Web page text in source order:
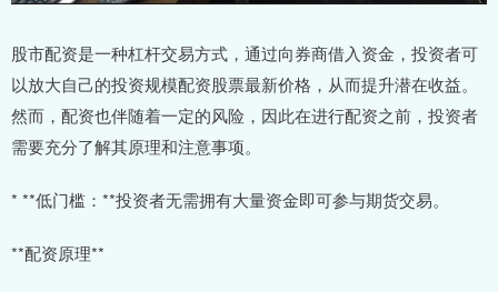
股市配资是一种杠杆交易方式，通过向券商借入资金，投资者可
以放大自己的投资规模配资股票最新价格，从而提升潜在收益。
然而，配资也伴随着一定的风险，因此在进行配资之前，投资者
需要充分了解其原理和注意事项。
* **低门槛：**投资者无需拥有大量资金即可参与期货交易。
**配资原理**